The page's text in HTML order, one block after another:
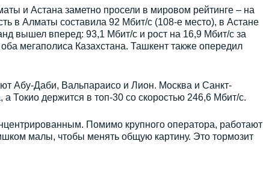
и Астана заметно просели в мировом рейтинге – на
в Алматы составила 92 Мбит/с (108-е место), в Астане
вышел вперед: 93,1 Мбит/с и рост на 16,9 Мбит/с за
мегаполиса Казахстана. Ташкент также опередил
Абу-Даби, Вальпараисо и Лион. Москва и Санкт-
Токио держится в топ-30 со скоростью 246,6 Мбит/с.
Помимо крупного оператора, работают
малы, чтобы менять общую картину. Это тормозит